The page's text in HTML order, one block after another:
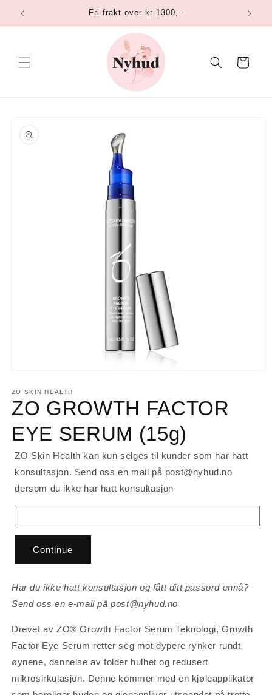
videre til
Fri frakt over kr 1300,-
Handlekurv
1
i
modal
ZO SKIN HEALTH
ZO GROWTH FACTOR
EYE SERUM (15g)
ZO Skin Health kan kun selges til kunder som har hatt
konsultasjon. Send oss en mail på post@nyhud.no
dersom du ikke har hatt konsultasjon
Continue
Har du ikke hatt konsultasjon og fått ditt passord ennå?
Send oss en e-mail på post@nyhud.no
Drevet av ZO® Growth Factor Serum Teknologi, Growth
Factor Eye Serum retter seg mot dypere rynker rundt
øynene, dannelse av folder hulhet og redusert
mikrosirkulasjon. Denne kommer med en kjøleapplikator